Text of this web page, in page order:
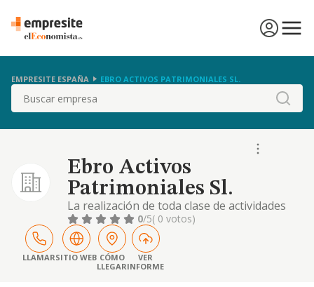
EMPRESITE ESPAÑA EBRO ACTIVOS PATRIMONIALES SL.
Buscar
Ebro Activos
Patrimoniales Sl.
La realización de toda clase de actividades
comprendidas dentro del sector inmobiliario,
incluyendo por tanto, las diversas
actividades de promoción, urbanización,
explotación, parcelación, tenencia,
administración, arrendamiento, compra y
0/5( 0 votos)
LLAMARSITIO WEB CÓMO
LLEGAR
VER
INFORME